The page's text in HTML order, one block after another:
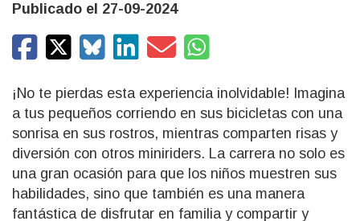
Publicado el 27-09-2024
¡No te pierdas esta experiencia inolvidable! Imagina
a tus pequeños corriendo en sus bicicletas con una
sonrisa en sus rostros, mientras comparten risas y
diversión con otros miniriders. La carrera no solo es
una gran ocasión para que los niños muestren sus
habilidades, sino que también es una manera
fantástica de disfrutar en familia y compartir y